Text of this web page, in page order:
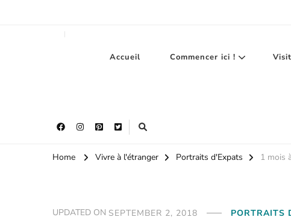
Accueil Commencer ici !
Home Vivre à l'étranger Portraits d'Expats 1 mois
UPDATED ON SEPTEMBER 2, 2018 PORTRAITS